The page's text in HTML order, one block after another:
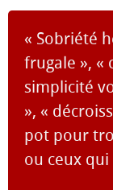
« Sobriété
frugale », «
simplicité
», «
pot pour
ou ceux